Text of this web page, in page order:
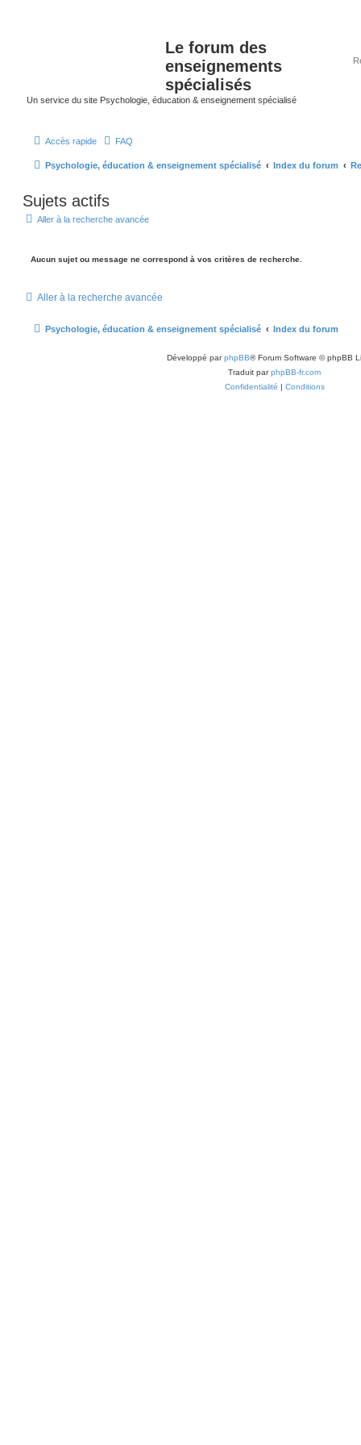
Le forum des
enseignements
spécialisés
Un service du site Psychologie, éducation & enseignement spécialisé
Accès rapide FAQ
Psychologie, éducation & enseignement spécialisé Index du forum
Sujets actifs
Aller à la recherche avancée
Aucun sujet ou message ne correspond à vos critères de recherche.
Aller à la recherche avancée
Psychologie, éducation & enseignement spécialisé Index du forum
Développé parphpBB® Forum Software © phpBB
Traduit parphpBB-fr.com
Confidentialité | Conditions